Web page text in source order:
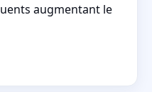
augmentant le